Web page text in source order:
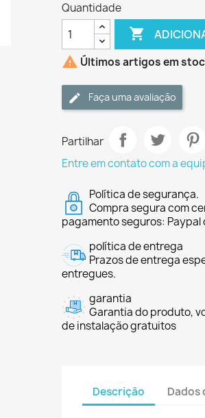
Quantidade

 Últimos artigos em
Faça uma avaliação
Partilhar
Entre em contato com a
Política de segurança.
Compra segura com
pagamento seguros: Paypal
política de entrega
Prazos de entrega
entregues.
garantia
Garantia do produto,
de instalação gratuitos
Descrição